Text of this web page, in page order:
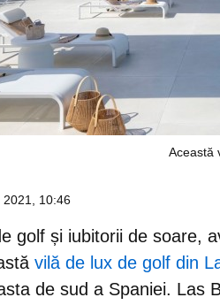
Această
2021, 10:46
golf și iubitorii de soare,
vilă de lux de golf din
de sud a Spaniei. Las